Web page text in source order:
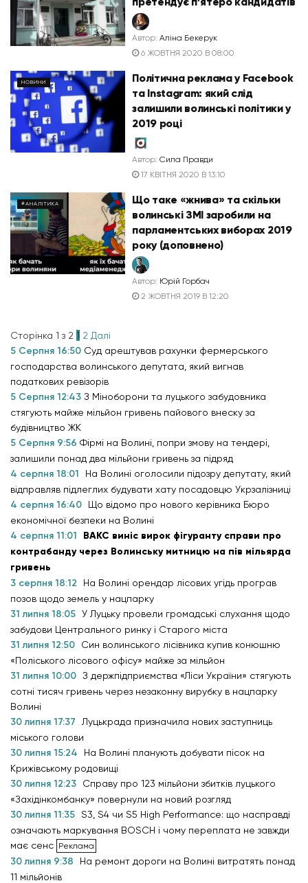
Автор: Аліна Бекерук
6 ЖОВТНЯ 2020 В 08:00
НОВИНИ
Політична реклама у Facebook
та Instagram: який слід
залишили волинські політики у
2019 році
Автор: Сила Правди
17 КВІТНЯ 2020 В 13:10
#АНАЛІТИКА
Що таке «жнива» та скільки
волинські ЗМІ заробили на
парламентських виборах 2019
року (доповнено)
Автор: Юрій Горбач
2 ЖОВТНЯ 2019 В 12:20
Сторінка 1 з 2 1 2 Далі
5 Серпня 16:50 Суд арештував рахунки фермерського
господарства волинського депутата, який вигнав
податкових ревізорів
5 Серпня 12:43 З Міноборони та луцького забудовника
стягують майже мільйон гривень пайового внеску за
будівництво ЖК
5 Серпня 9:56 Фірмі на Волині, попри змову на тендері,
залишили понад два мільйони гривень за підряд
4 серпня 18:01
На Волині оголосили підозру депутату, який
відправляв підлеглих будувати хату посадовцю Укрзалізниці
4 серпня 16:40
Що відомо про нового керівника Бюро
економічної безпеки на Волині
4 серпня 11:01
ВАКС виніс вирок фігуранту справи про
контрабанду через Волинську митницю на пів мільярда
гривень
3 серпня 18:12
На Волині орендар лісових угідь програв
позов щодо земель у нацпарку
31 липня 18:05 У Луцьку провели громадські слухання щодо
забудови Центрального ринку і Старого міста
31 липня 12:50
Син волинського лісівника купив конюшню
«Поліського лісового офісу» майже за мільйон
31 липня 10:00 З держпідприємства «Ліси України» стягують
сотні тисяч гривень через незаконну вирубку в нацпарку
Волині
30 липня 17:37
Луцькрада призначила нових заступниць
міського голови
30 липня 15:24
На Волині планують добувати пісок на
Крижівському родовищі
30 липня 12:23
Справу про 123 мільйони збитків луцького
«Західінкомбанку» повернули на новий розгляд
30 липня 11:35 S3, S4 чи S5 High Performance: що насправді
означають маркування BOSCH і чому переплата не завжди
має сенс
30 липня 9:38
На ремонт дороги на Волині витратять понад
11 мільйонів